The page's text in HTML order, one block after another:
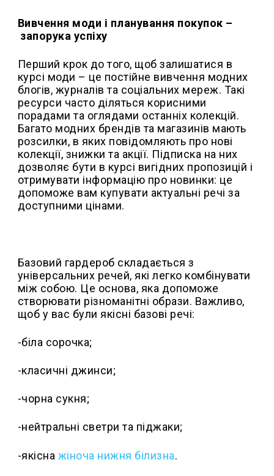
Вивчення моди і планування покупок –
запорука успіху
Перший крок до того, щоб залишатися в
курсі моди – це постійне вивчення модних
блогів, журналів та соціальних мереж. Такі
ресурси часто діляться корисними
порадами та оглядами останніх колекцій.
Багато модних брендів та магазинів мають
розсилки, в яких повідомляють про нові
колекції, знижки та акції. Підписка на них
дозволяє бути в курсі вигідних пропозицій і
отримувати інформацію про новинки: це
допоможе вам купувати актуальні речі за
доступними цінами.
Базовий гардероб складається з
універсальних речей, які легко комбінувати
між собою. Це основа, яка допоможе
створювати різноманітні образи. Важливо,
щоб у вас були якісні базові речі:
-біла сорочка;
-класичні джинси;
-чорна сукня;
-нейтральні светри та піджаки;
-якісна жіноча нижня білизна.